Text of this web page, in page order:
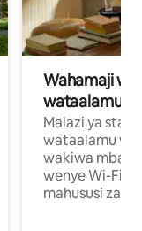
Wahamaji
wataalamu
Malazi ya
wataalamu
wakiwa mbali
wenye Wi-Fi
mahususi za